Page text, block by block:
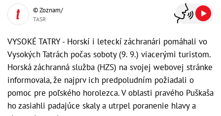
© Zoznam/
TASR
VYSOKÉ TATRY - Horskí i leteckí záchranári pomáhali vo
Vysokých Tatrách počas soboty (9. 9.) viacerými turistom.
Horská záchranná služba (HZS) na svojej webovej stránke
informovala, že najprv ich predpoludním požiadali o
pomoc pre poľského horolezca. V oblasti pravého Puškaša
ho zasiahli padajúce skaly a utrpel poranenie hlavy a